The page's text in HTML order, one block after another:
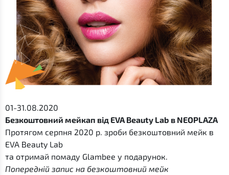
01-31.08.2020
Безкоштовний мейкап від EVA Beauty Lab в NEOPLAZA
Протягом серпня 2020 р. зроби безкоштовний мейк в
EVA Beauty Lab
та отримай помаду Glambee у подарунок.
Попередній запис на безкоштовний мейк